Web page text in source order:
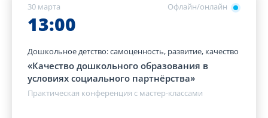
Офлайн/онлайн
30 марта
13:00
Дошкольное детство: самоценность, развитие, качество
«Качество дошкольного образования в
условиях социального партнёрства»
Практическая конференция с мастер-классами